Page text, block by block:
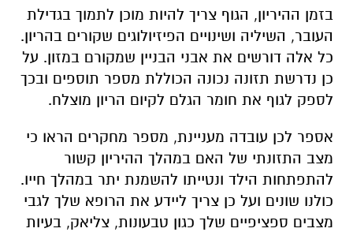
בזמן ההיריון, הגוף צריך להיות מוכן לתמוך בגדילת
העובר, השיליה ושינויים הפיזיולוגים שקורים בהריון.
כל אלה דורשים את אבני הבניין שמקורם במזון. על
כן נדרשת תזונה נכונה הכוללת מספר תוספים ובכך
לספק לגוף את חומר הגלם לקיום הריון מוצלח.
אספר לכן עובדה מעניינת, מספר מחקרים הראו כי
מצב התזונתי של האם במהלך ההיריון קשור
להתפתחות הילד ונטייתו להשמנת יתר במהלך חייו.
כולנו שונים ועל כן צריך ליידע את הרופא שלך לגבי
מצבים ספציפיים שלך כגון טבעונות, צליאק, בעיות